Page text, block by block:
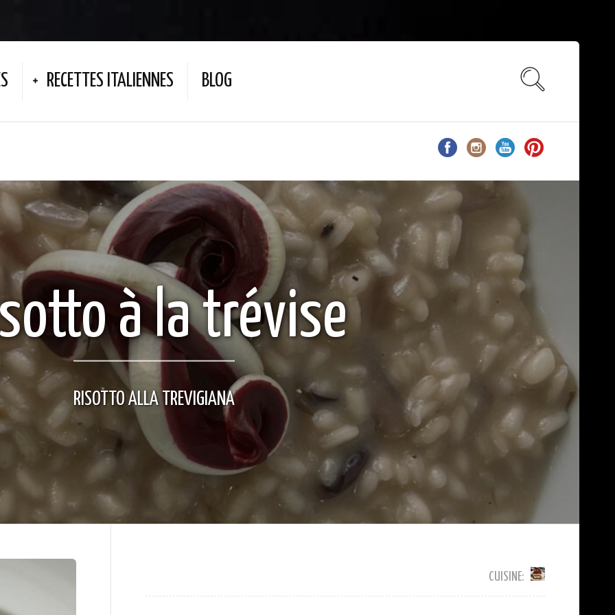
RECETTES ITALIENNES BLOG
à la trévise
RISOTTO ALLA TREVIGIANA
CUISINE: